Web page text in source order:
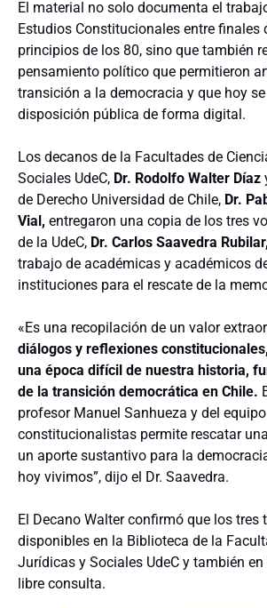
El material no solo documenta el
Estudios Constitucionales entre finales
principios de los 80, sino que también
pensamiento político que permitieron
transición a la democracia y que hoy
disposición pública de forma digital.
Los decanos de la Facultades de
Sociales UdeC, Dr. Rodolfo Walter Díaz
de Derecho Universidad de Chile, Dr.
Vial, entregaron una copia de los tres
de la UdeC, Dr. Carlos Saavedra Rubilar,
trabajo de académicas y académicos
instituciones para el rescate de la
«Es una recopilación de un valor
diálogos y reflexiones
una época difícil de nuestra historia,
de la transición democrática en Chile.
profesor Manuel Sanhueza y del
constitucionalistas permite rescatar
un aporte sustantivo para la
hoy vivimos”, dijo el Dr. Saavedra.
El Decano Walter confirmó que los tres
disponibles en la Biblioteca de la
Jurídicas y Sociales UdeC y también
libre consulta.